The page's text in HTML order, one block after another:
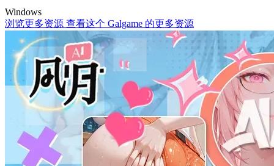
Windows
浏览更多资源 查看这个 Galgame 的更多资源